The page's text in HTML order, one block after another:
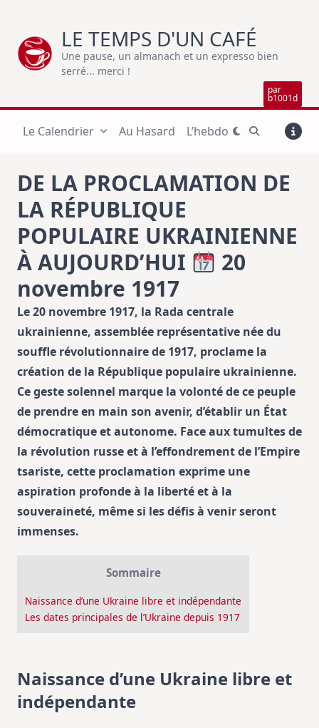
content
LE TEMPS D'UN CAFÉ
Une pause, un almanach et un expresso bien
serré... merci !
par
b1001d
Le Calendrier Au Hasard L’hebdo
DE LA PROCLAMATION DE
LA RÉPUBLIQUE
POPULAIRE UKRAINIENNE
À AUJOURD’HUI
20
novembre 1917
Le 20 novembre 1917, la Rada centrale
ukrainienne, assemblée représentative née du
souffle révolutionnaire de 1917, proclame la
création de la République populaire ukrainienne.
Ce geste solennel marque la volonté de ce peuple
de prendre en main son avenir, d’établir un État
démocratique et autonome. Face aux tumultes de
la révolution russe et à l’effondrement de l’Empire
tsariste, cette proclamation exprime une
aspiration profonde à la liberté et à la
souveraineté, même si les défis à venir seront
immenses.
Sommaire
Naissance d’une Ukraine libre et indépendante
Les dates principales de l’Ukraine depuis 1917
Naissance d’une Ukraine libre et
indépendante